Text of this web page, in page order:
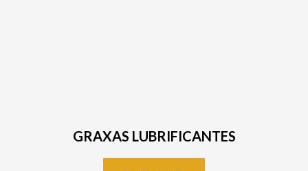
GRAXAS LUBRIFICANTES